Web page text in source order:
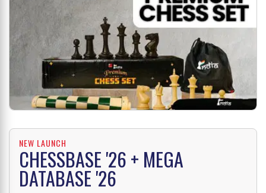
NEW LAUNCH
CHESSBASE '26 + MEGA
DATABASE '26